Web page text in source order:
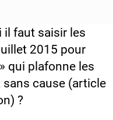
il faut saisir les
2015 pour
qui plafonne les
cause (article
?